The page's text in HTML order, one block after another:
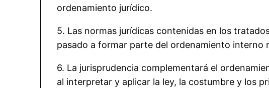
ordenamiento jurídico.
5. Las normas jurídicas contenidas en los
pasado a formar parte del ordenamiento interno
6. La jurisprudencia complementará el
al interpretar y aplicar la ley, la costumbre y los